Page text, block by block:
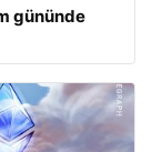
gününde